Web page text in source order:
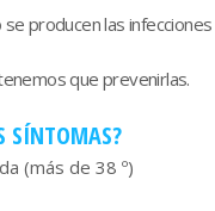
se producen las
que prevenirlas.
SÍNTOMAS?
(más de 38 º)